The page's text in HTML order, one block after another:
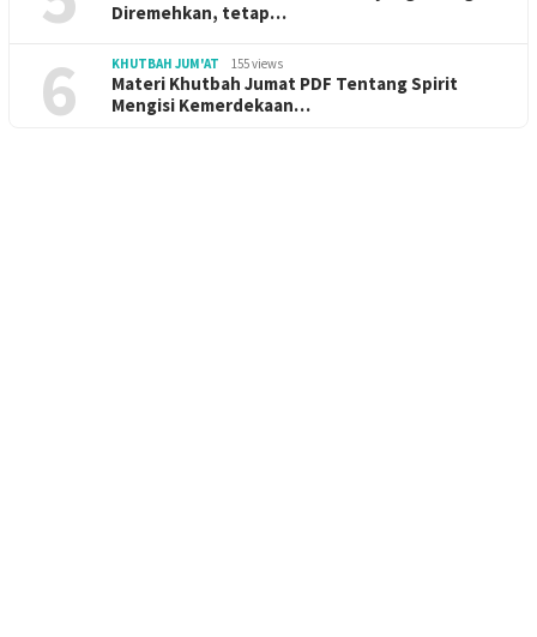
Diremehkan, tetap…
6 KHUTBAH JUM'AT 155 views
Materi Khutbah Jumat PDF Tentang Spirit
Mengisi Kemerdekaan…